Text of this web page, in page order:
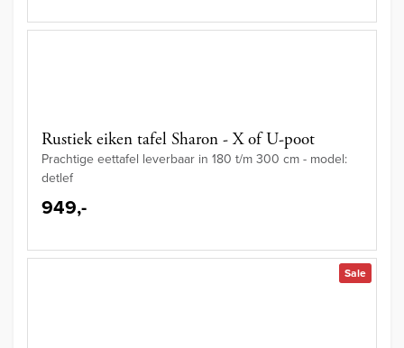
Rustiek eiken tafel Sharon - X of U-poot
Prachtige eettafel leverbaar in 180 t/m 300 cm - model:
detlef
949,-
Sale